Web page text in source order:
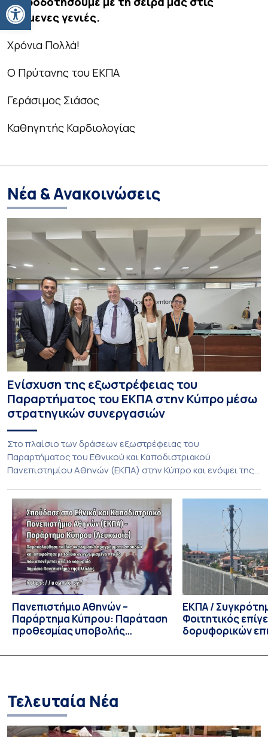
επόμενες γενιές.
Χρόνια Πολλά!
Ο Πρύτανης του ΕΚΠΑ
Γεράσιμος Σιάσος
Καθηγητής Καρδιολογίας
Νέα & Ανακοινώσεις
Ενίσχυση της εξωστρέφειας του
Παραρτήματος του ΕΚΠΑ στην Κύπρο μέσω
στρατηγικών συνεργασιών
Στο πλαίσιο των δράσεων εξωστρέφειας του
Παραρτήματος του Εθνικού και Καποδιστριακού
Πανεπιστημίου Αθηνών (ΕΚΠΑ) στην Κύπρο και ενόψει της
Τμήματος Οικονομικών Επιστημών και του Τμήματος
Διοίκησης Επιχειρήσεων και Οργανισμών τον Σεπτέμβριο
του 2026, ο Κοσμήτορας της Σχολής Οικονομικών και
Πολιτικών Επιστημών, Καθηγητής Νικόλαος Ηρειώτης, και ο
Πρόεδρος του Τμήματος […]
Πανεπιστήμιο Αθηνών –
Παράρτημα Κύπρου: Παράταση
προθεσμίας υποβολής
υποψηφίων
ΕΚΠΑ /
Φοιτητικός
δορυφορικών
Τελευταία Νέα